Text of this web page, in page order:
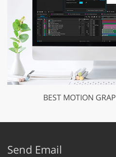
BEST MOTION
Send Email